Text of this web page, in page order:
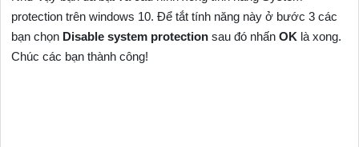
protection trên windows 10. Để tắt tính năng này ở bước 3 các
bạn chọn Disable system protection sau đó nhấnOK là xong.
Chúc các bạn thành công!